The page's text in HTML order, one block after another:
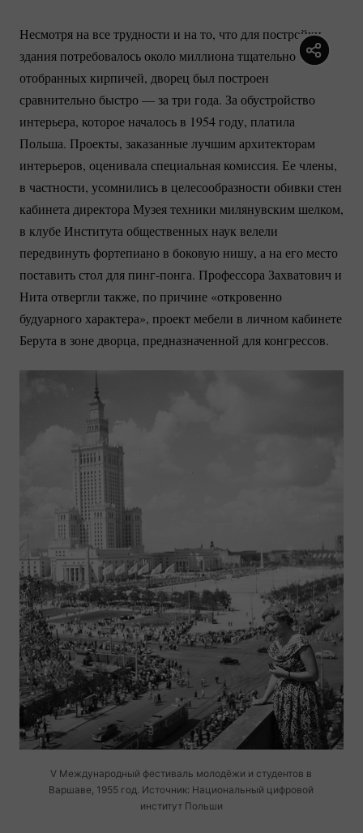
Несмотря на все трудности и на то, что для постройки
здания потребовалось около миллиона тщательно
отобранных кирпичей, дворец был построен
сравнительно быстро — за три года. За обустройство
интерьера, которое началось в 1954 году, платила
Польша. Проекты, заказанные лучшим архитекторам
интерьеров, оценивала специальная комиссия. Ее члены,
в частности, усомнились в целесообразности обивки стен
кабинета директора Музея техники милянувским шелком,
в клубе Института общественных наук велели
передвинуть фортепиано в боковую нишу, а на его место
поставить стол дляпинг-понга. Профессора Захватович и
Нита отвергли также, по причине «откровенно
будуарного характера», проект мебели в личном кабинете
Берута в зоне дворца, предназначенной для конгрессов.
V Международный фестиваль молодёжи и студентов в
Варшаве, 1955 год. Источник: Национальный цифровой
институт Польши